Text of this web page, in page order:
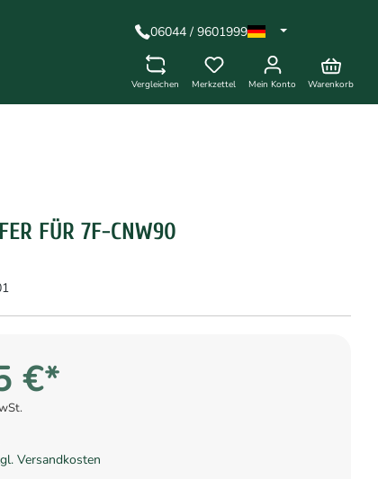
06044 / 9601999
Vergleichen Merkzettel Mein Konto Warenkorb
FÜR 7F-CNW90
€*
Versandkosten